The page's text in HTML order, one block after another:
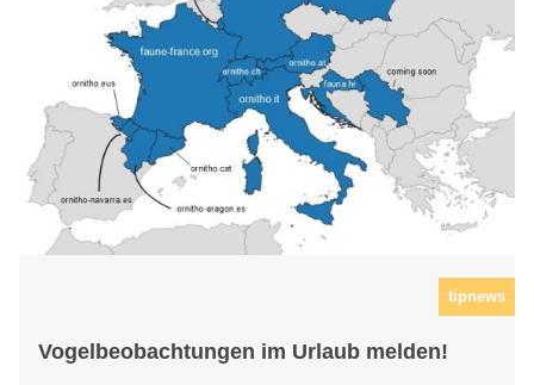
tipnews
Vogelbeobachtungen im Urlaub melden!